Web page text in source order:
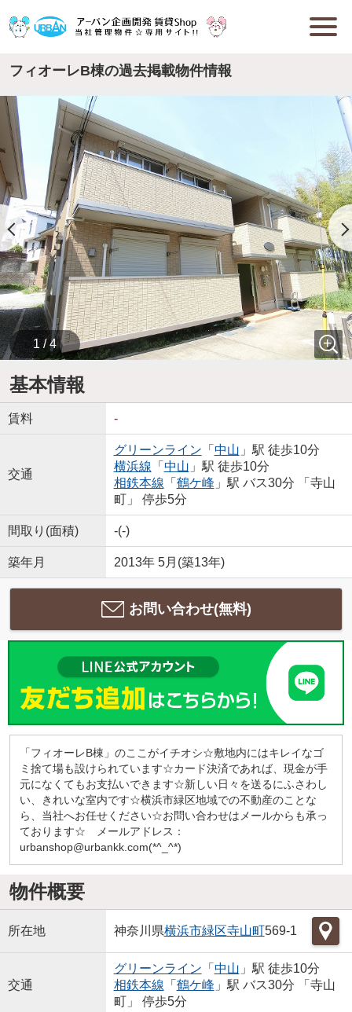
フィオーレB棟の過去掲載物件情報
1 / 4
基本情報
賃料 -
交通
グリーンライン 「 中山 」駅 徒歩10分
横浜線 「 中山 」駅 徒歩10分
相鉄本線 「 鶴ケ峰 」駅 バス30分 「寺山
町」 停歩5分
間取り(面積) -(-)
築年月 2013年 5月(築13年)
お問い合わせ(無料)
「フィオーレB棟」のここがイチオシ☆敷地内にはキレイなゴ
ミ捨て場も設けられています☆カード決済であれば、現金が手
元になくてもお支払いできます☆新しい日々を送るにふさわし
い、きれいな室内です☆横浜市緑区地域での不動産のことな
ら、当社へお任せください☆お問い合わせはメールからも承っ
ております☆ メールアドレス：
urbanshop@urbankk.com(*^_^*)
物件概要
所在地 神奈川県横浜市緑区寺山町 569-1
交通
グリーンライン 「 中山 」駅 徒歩10分
相鉄本線 「 鶴ケ峰 」駅 バス30分 「寺山
町」 停歩5分